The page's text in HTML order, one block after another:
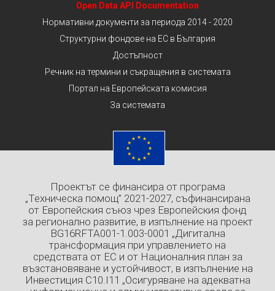
Open Data API Documentation
Нормативни документи за периода 2014 - 2020
Структурни фондове на ЕС в България
Достъпност
Речник на термини и съкращения в системата
Портал на Европейската комисия
За системата
Проектът се финансира от програма
„Техническа помощ” 2021-2027, съфинансирана
от Европейския съюз чрез Европейския фонд
за регионално развитие, в изпълнение на проект
BG16RFTA001-1.003-0001 „Дигитална
трансформация при управлението на
средствата от ЕС и от Националния план за
възстановяване и устойчивост, в изпълнение на
Инвестиция C10.I11 „Осигуряване на адекватна